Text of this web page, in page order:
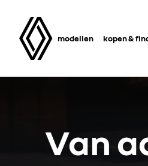
modellen kopen &
Van